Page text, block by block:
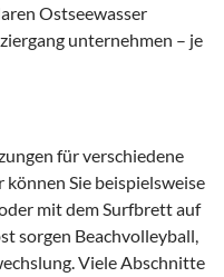
Ostseewasser
unternehmen – je
für verschiedene
Sie beispielsweise
mit dem Surfbrett auf
sorgen Beachvolleyball,
Viele Abschnitte